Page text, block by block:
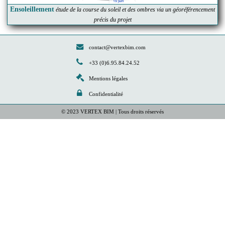
Ensoleillement étude de la course du soleil et des ombres via un géoréférencement
précis du projet
contact@vertexbim.com
+33 (0)6.95.84.24.52
Mentions légales
Confidentialité
© 2023 VERTEX BIM | Tous droits réservés